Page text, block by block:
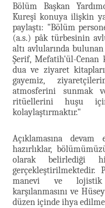
Bölüm Başkan
Kureşî konuya ilişkin
paylaştı: "Bölüm
(a.s.) pâk türbesinin
altı avlularında
Şerif, Mefatih'ül-Cenan
dua ve ziyaret
gayemiz,
atmosferini sunmak
ritüellerini huşu
kolaylaştırmaktır."
Açıklamasına
hazırlıklar,
olarak belirlediği
gerçekleştirilmektedir.
manevi ve lojistik
karşılanmasını ve
düzen içinde ihya